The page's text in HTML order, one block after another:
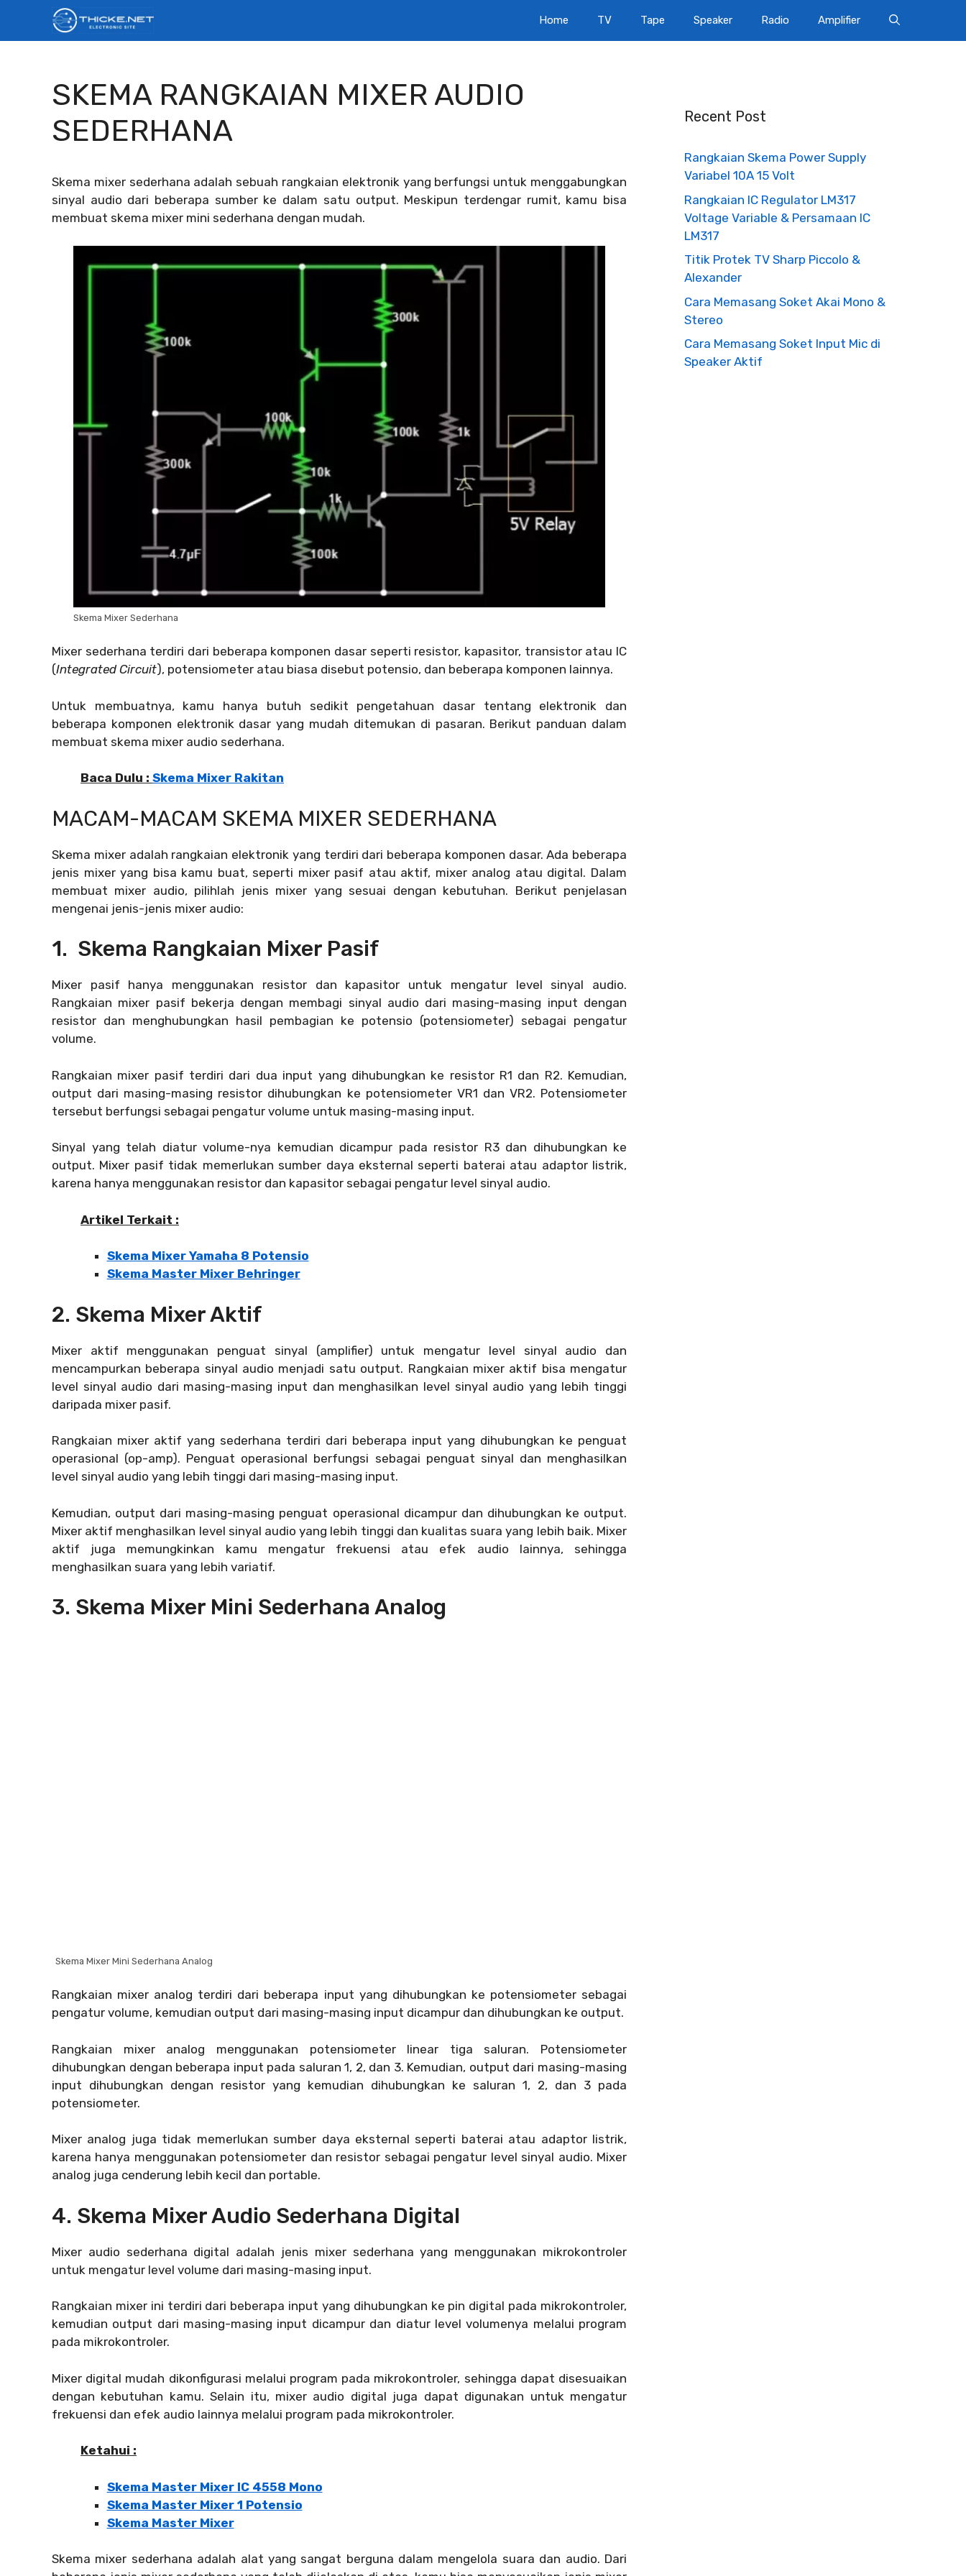
content
Home TV Tape Speaker Radio Amplifier
SKEMA RANGKAIAN MIXER AUDIO
SEDERHANA
Skema mixer sederhana adalah sebuah rangkaian elektronik yang berfungsi untuk menggabungkan
sinyal audio dari beberapa sumber ke dalam satu output. Meskipun terdengar rumit, kamu bisa
membuat skema mixer mini sederhana dengan mudah.
Skema Mixer Sederhana
Mixer sederhana terdiri dari beberapa komponen dasar seperti resistor, kapasitor, transistor atau IC
(Integrated Circuit), potensiometer atau biasa disebut potensio, dan beberapa komponen lainnya.
Untuk membuatnya, kamu hanya butuh sedikit pengetahuan dasar tentang elektronik dan
beberapa komponen elektronik dasar yang mudah ditemukan di pasaran. Berikut panduan dalam
membuat skema mixer audio sederhana.
Baca Dulu : Skema Mixer Rakitan
MACAM-MACAM SKEMA MIXER SEDERHANA
Skema mixer adalah rangkaian elektronik yang terdiri dari beberapa komponen dasar. Ada beberapa
jenis mixer yang bisa kamu buat, seperti mixer pasif atau aktif, mixer analog atau digital. Dalam
membuat mixer audio, pilihlah jenis mixer yang sesuai dengan kebutuhan. Berikut penjelasan
mengenai jenis-jenis mixer audio:
1. Skema Rangkaian Mixer Pasif
Mixer pasif hanya menggunakan resistor dan kapasitor untuk mengatur level sinyal audio.
Rangkaian mixer pasif bekerja dengan membagi sinyal audio dari masing-masing input dengan
resistor dan menghubungkan hasil pembagian ke potensio (potensiometer) sebagai pengatur
volume.
Rangkaian mixer pasif terdiri dari dua input yang dihubungkan ke resistor R1 dan R2. Kemudian,
output dari masing-masing resistor dihubungkan ke potensiometer VR1 dan VR2. Potensiometer
tersebut berfungsi sebagai pengatur volume untuk masing-masing input.
Sinyal yang telah diatur volume-nya kemudian dicampur pada resistor R3 dan dihubungkan ke
output. Mixer pasif tidak memerlukan sumber daya eksternal seperti baterai atau adaptor listrik,
karena hanya menggunakan resistor dan kapasitor sebagai pengatur level sinyal audio.
Artikel Terkait :
Skema Mixer Yamaha 8 Potensio
Skema Master Mixer Behringer
2. Skema Mixer Aktif
Mixer aktif menggunakan penguat sinyal (amplifier) untuk mengatur level sinyal audio dan
mencampurkan beberapa sinyal audio menjadi satu output. Rangkaian mixer aktif bisa mengatur
level sinyal audio dari masing-masing input dan menghasilkan level sinyal audio yang lebih tinggi
daripada mixer pasif.
Rangkaian mixer aktif yang sederhana terdiri dari beberapa input yang dihubungkan ke penguat
operasional (op-amp). Penguat operasional berfungsi sebagai penguat sinyal dan menghasilkan
level sinyal audio yang lebih tinggi dari masing-masing input.
Kemudian, output dari masing-masing penguat operasional dicampur dan dihubungkan ke output.
Mixer aktif menghasilkan level sinyal audio yang lebih tinggi dan kualitas suara yang lebih baik. Mixer
aktif juga memungkinkan kamu mengatur frekuensi atau efek audio lainnya, sehingga
menghasilkan suara yang lebih variatif.
3. Skema Mixer Mini Sederhana Analog
Skema Mixer Mini Sederhana Analog
Rangkaian mixer analog terdiri dari beberapa input yang dihubungkan ke potensiometer sebagai
pengatur volume, kemudian output dari masing-masing input dicampur dan dihubungkan ke output.
Rangkaian mixer analog menggunakan potensiometer linear tiga saluran. Potensiometer
dihubungkan dengan beberapa input pada saluran 1, 2, dan 3. Kemudian, output dari masing-masing
input dihubungkan dengan resistor yang kemudian dihubungkan ke saluran 1, 2, dan 3 pada
potensiometer.
Mixer analog juga tidak memerlukan sumber daya eksternal seperti baterai atau adaptor listrik,
karena hanya menggunakan potensiometer dan resistor sebagai pengatur level sinyal audio. Mixer
analog juga cenderung lebih kecil dan portable.
4. Skema Mixer Audio Sederhana Digital
Mixer audio sederhana digital adalah jenis mixer sederhana yang menggunakan mikrokontroler
untuk mengatur level volume dari masing-masing input.
Rangkaian mixer ini terdiri dari beberapa input yang dihubungkan ke pin digital pada mikrokontroler,
kemudian output dari masing-masing input dicampur dan diatur level volumenya melalui program
pada mikrokontroler.
Mixer digital mudah dikonfigurasi melalui program pada mikrokontroler, sehingga dapat disesuaikan
dengan kebutuhan kamu. Selain itu, mixer audio digital juga dapat digunakan untuk mengatur
frekuensi dan efek audio lainnya melalui program pada mikrokontroler.
Ketahui :
Skema Master Mixer IC 4558 Mono
Skema Master Mixer 1 Potensio
Skema Master Mixer
Skema mixer sederhana adalah alat yang sangat berguna dalam mengelola suara dan audio. Dari
Recent Post
Rangkaian Skema Power Supply
Variabel 10A 15 Volt
Rangkaian IC Regulator LM317
Voltage Variable & Persamaan IC
LM317
Titik Protek TV Sharp Piccolo &
Alexander
Cara Memasang Soket Akai Mono &
Stereo
Cara Memasang Soket Input Mic di
Speaker Aktif